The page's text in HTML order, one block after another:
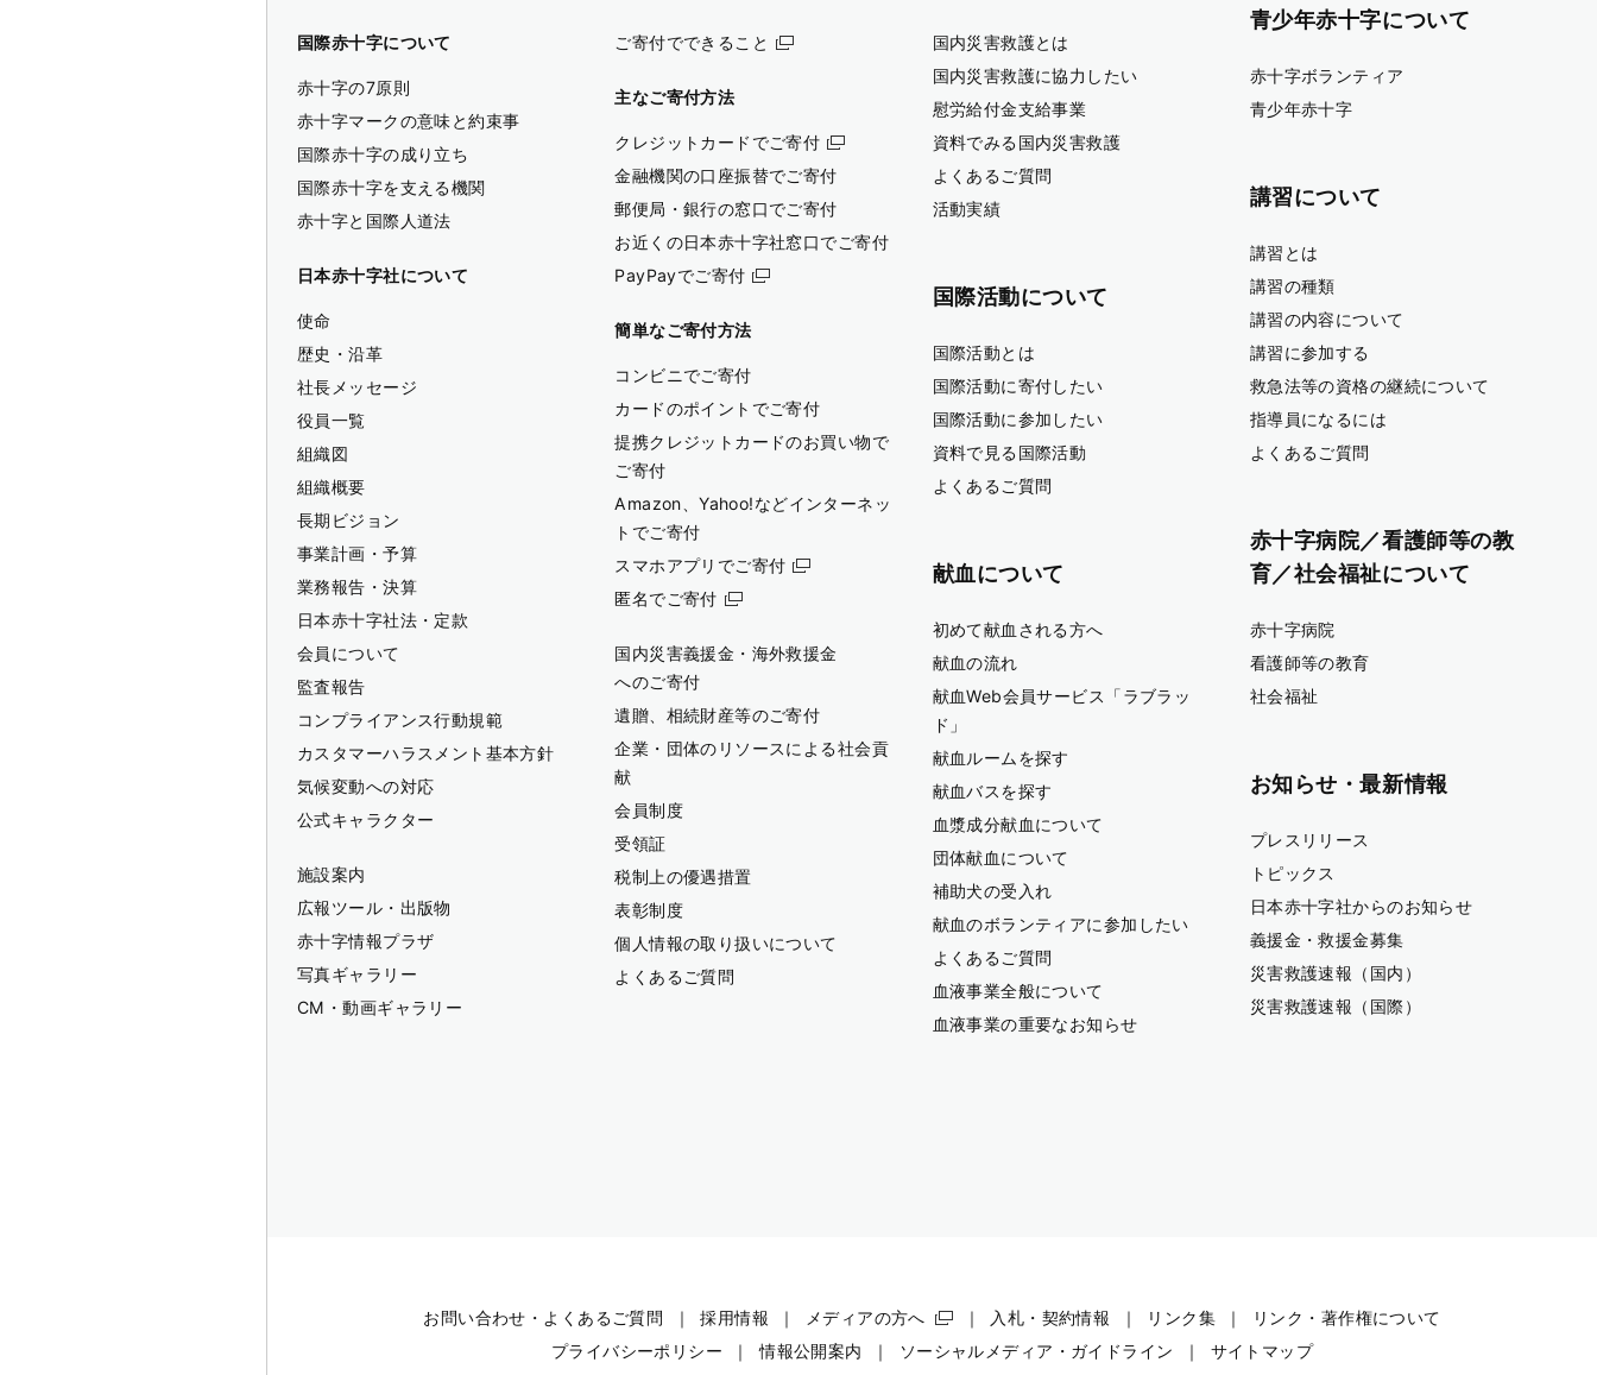
国際赤十字について
赤十字の7原則
赤十字マークの意味と約束事
国際赤十字の成り立ち
国際赤十字を支える機関
赤十字と国際人道法
日本赤十字社について
使命
歴史・沿革
社長メッセージ
役員一覧
組織図
組織概要
長期ビジョン
事業計画・予算
業務報告・決算
日本赤十字社法・定款
会員について
監査報告
コンプライアンス行動規範
カスタマーハラスメント基本方針
気候変動への対応
公式キャラクター
施設案内
広報ツール・出版物
赤十字情報プラザ
写真ギャラリー
CM・動画ギャラリー
ご寄付でできること
主なご寄付方法
クレジットカードでご寄付
金融機関の口座振替でご寄付
郵便局・銀行の窓口でご寄付
お近くの日本赤十字社窓口でご寄付
PayPayでご寄付
簡単なご寄付方法
コンビニでご寄付
カードのポイントでご寄付
提携クレジットカードのお買い物で
ご寄付
Amazon、Yahoo!などインターネッ
トでご寄付
スマホアプリでご寄付
匿名でご寄付
国内災害義援金・海外救援金
へのご寄付
遺贈、相続財産等のご寄付
企業・団体のリソースによる社会貢
献
会員制度
受領証
税制上の優遇措置
表彰制度
個人情報の取り扱いについて
よくあるご質問
国内災害救護とは
国内災害救護に協力したい
慰労給付金支給事業
資料でみる国内災害救護
よくあるご質問
活動実績
国際活動について
国際活動とは
国際活動に寄付したい
国際活動に参加したい
資料で見る国際活動
よくあるご質問
献血について
初めて献血される方へ
献血の流れ
献血Web会員サービス「ラブラッ
ド」
献血ルームを探す
献血バスを探す
血漿成分献血について
団体献血について
補助犬の受入れ
献血のボランティアに参加したい
よくあるご質問
血液事業全般について
血液事業の重要なお知らせ
青少年赤十字について
赤十字ボランティア
青少年赤十字
講習について
講習とは
講習の種類
講習の内容について
講習に参加する
救急法等の資格の継続について
指導員になるには
よくあるご質問
赤十字病院／看護師等の教
育／社会福祉について
赤十字病院
看護師等の教育
社会福祉
お知らせ・最新情報
プレスリリース
トピックス
日本赤十字社からのお知らせ
義援金・救援金募集
災害救護速報（国内）
災害救護速報（国際）
お問い合わせ・よくあるご質問 採用情報 メディアの方へ 入札・契約情報 リンク集
リンク・著作権について
プライバシーポリシー
情報公開案内 ソーシャルメディア・ガイドライン サイトマップ